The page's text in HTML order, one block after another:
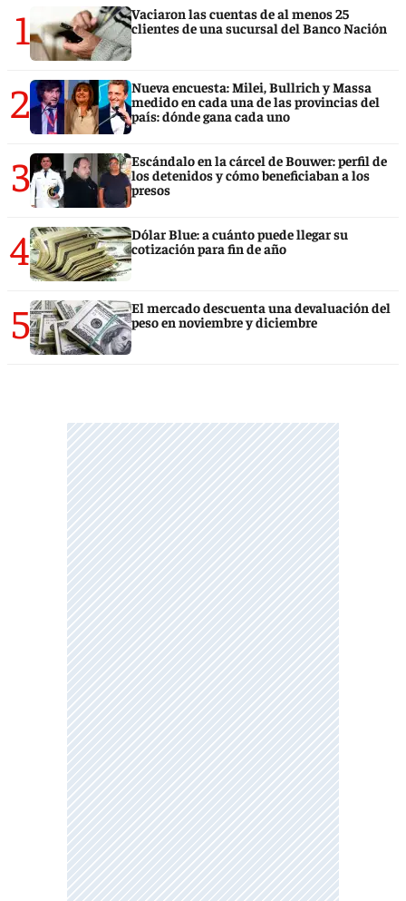
1
Vaciaron las cuentas de al menos 25
clientes de una sucursal del Banco Nación
2
Nueva encuesta: Milei, Bullrich y Massa
medido en cada una de las provincias del
país: dónde gana cada uno
3
Escándalo en la cárcel de Bouwer: perfil de
los detenidos y cómo beneficiaban a los
presos
4
Dólar Blue: a cuánto puede llegar su
cotización para fin de año
5
El mercado descuenta una devaluación del
peso en noviembre y diciembre